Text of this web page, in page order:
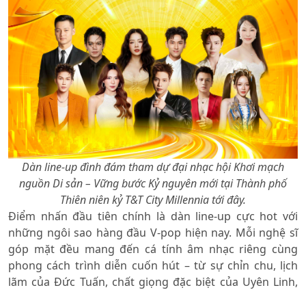
Dàn line-up đình đám tham dự đại nhạc hội Khơi mạch
nguồn Di sản – Vững bước Kỷ nguyên mới tại Thành phố
Thiên niên kỷ T&T City Millennia tới đây.
Điểm nhấn đầu tiên chính là dàn line-up cực hot với
những ngôi sao hàng đầu V-pop hiện nay. Mỗi nghệ sĩ
góp mặt đều mang đến cá tính âm nhạc riêng cùng
phong cách trình diễn cuốn hút – từ sự chỉn chu, lịch
lãm của Đức Tuấn, chất giọng đặc biệt của Uyên Linh,